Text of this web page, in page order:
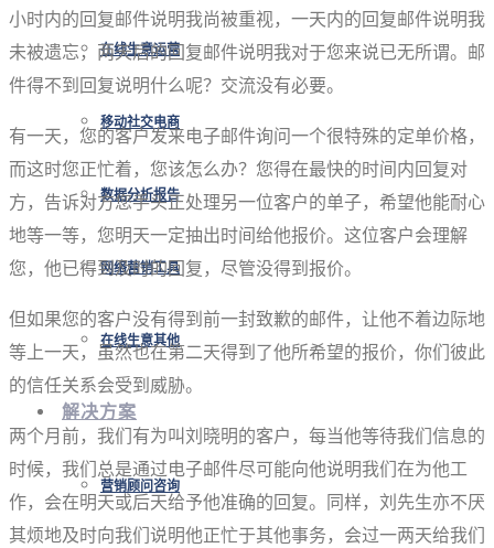
在线生意运营
移动社交电商
数据分析报告
网络营销工具
在线生意其他
解决方案
营销顾问咨询
小时内的回复邮件说明我尚被重视，一天内的回复邮件说明我
未被遗忘，两天后的回复邮件说明我对于您来说已无所谓。邮
件得不到回复说明什么呢？交流没有必要。
有一天，您的客户发来电子邮件询问一个很特殊的定单价格，
而这时您正忙着，您该怎么办？您得在最快的时间内回复对
方，告诉对方您手头正处理另一位客户的单子，希望他能耐心
地等一等，您明天一定抽出时间给他报价。这位客户会理解
您，他已得到及时的回复，尽管没得到报价。
但如果您的客户没有得到前一封致歉的邮件，让他不着边际地
等上一天，虽然也在第二天得到了他所希望的报价，你们彼此
的信任关系会受到威胁。
两个月前，我们有为叫刘晓明的客户，每当他等待我们信息的
时候，我们总是通过电子邮件尽可能向他说明我们在为他工
作，会在明天或后天给予他准确的回复。同样，刘先生亦不厌
其烦地及时向我们说明他正忙于其他事务，会过一两天给我们